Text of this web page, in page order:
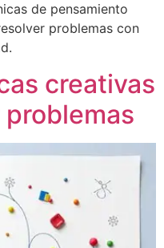
de pensamiento
problemas con
creativas